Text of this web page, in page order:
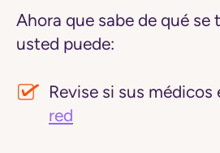
Ahora que sabe de qué se
usted puede:
Revise si sus médicos
red